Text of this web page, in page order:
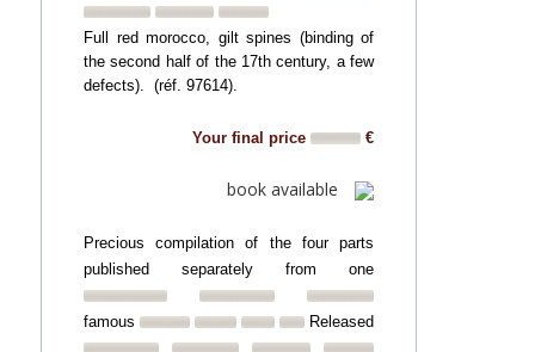
Full red morocco, gilt spines (binding of
the second half of the 17th century, a few
defects). (réf. 97614).
Your final price €
book available
Precious compilation of the four parts
published separately from one
famous Released